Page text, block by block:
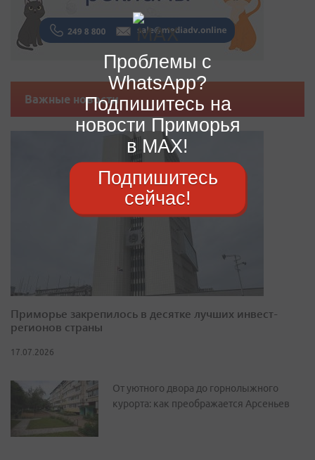
Важные новости
Приморье закрепилось в десятке лучших инвест-
регионов страны
17.07.2026
От уютного двора до горнолыжного
курорта: как преображается Арсеньев
Проблемы с
WhatsApp?
Подпишитесь на
новости Приморья
в MAX!
Подпишитесь
сейчас!